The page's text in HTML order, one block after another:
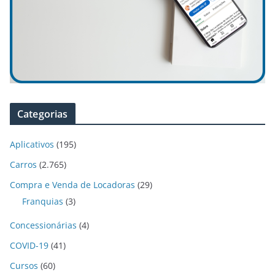
Categorias
Aplicativos (195)
Carros (2.765)
Compra e Venda de Locadoras (29)
Franquias (3)
Concessionárias (4)
COVID-19 (41)
Cursos (60)